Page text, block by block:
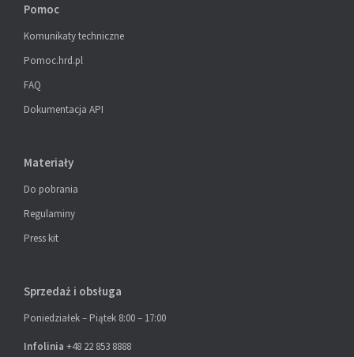
Pomoc
Komunikaty techniczne
Pomoc.hrd.pl
FAQ
Dokumentacja API
Materiały
Do pobrania
Regulaminy
Press kit
Sprzedaż i obsługa
Poniedziałek – Piątek 8:00 – 17:00
Infolinia +48 22 853 8888